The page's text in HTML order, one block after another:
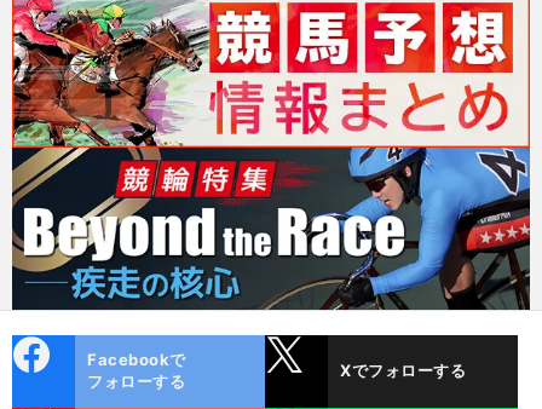
ok
Facebookで
フォローする
Xでフォローする